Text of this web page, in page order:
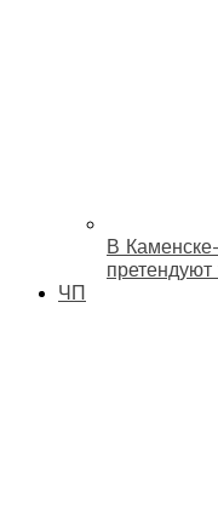
В
претендуют
ЧП